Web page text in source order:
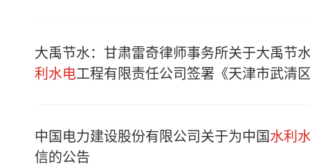
大禹节水：甘肃雷奇律师事务所关于大禹节
利水电工程有限责任公司签署《天津市武清
中国电力建设股份有限公司关于为中国水利
信的公告